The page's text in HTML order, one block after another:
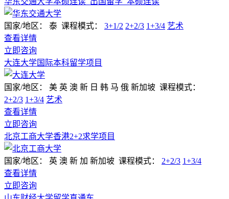
国家/地区： 泰 课程模式： 3+1/2 2+2/3 1+3/4 艺术
查看详情
立即咨询
大连大学国际本科留学项目
国家/地区： 美 英 澳 新 日 韩 马 俄 新加坡 课程模式：
2+2/3 1+3/4 艺术
查看详情
立即咨询
北京工商大学香港2+2求学项目
国家/地区： 英 澳 新 加 新加坡 课程模式： 2+2/3 1+3/4
查看详情
立即咨询